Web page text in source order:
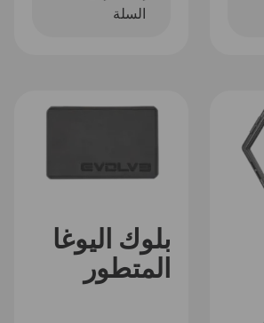
السلة
بلوك اليوغا
المتطور